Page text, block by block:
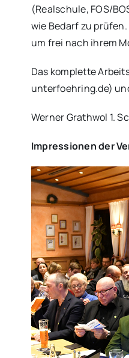
(Realschule, FOS/
wie Bedarf zu
um frei nach ihrem
Das komplette
unterfoehring.de)
Werner Grathwol 1.
Impressionen der